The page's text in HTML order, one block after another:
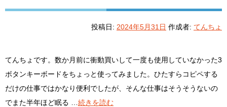
投稿日: 2024年5月31日 作成者: てんちょ
てんちょです。数か月前に衝動買いして一度も使用していなかった3
ボタンキーボードをちょっと使ってみました。ひたすらコピペする
だけの仕事ではかなり便利でしたが、そんな仕事はそうそうないの
でまた半年ほど眠る … 続きを読む